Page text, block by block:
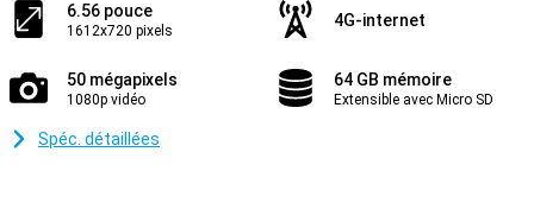
6.56 pouce
1612x720 pixels
4G-internet
50 mégapixels
1080p vidéo
64 GB mémoire
Extensible avec Micro SD
Spéc. détaillées